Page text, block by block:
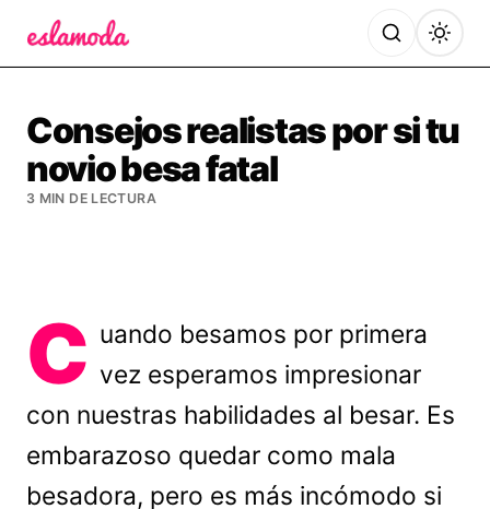
Consejos realistas por si tu
novio besa fatal
3 MIN DE LECTURA
C uando besamos por primera
vez esperamos impresionar
con nuestras habilidades al besar. Es
embarazoso quedar como mala
besadora, pero es más incómodo si